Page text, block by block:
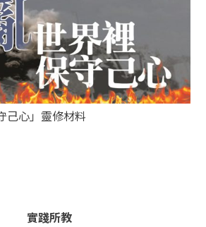
己心」靈修材料
實踐所教